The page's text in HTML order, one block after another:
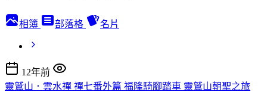
相簿 部落格 名片
12年前
靈鷲山．雲水禪 禪七番外篇 福隆騎腳踏車 靈鷲山朝聖之旅